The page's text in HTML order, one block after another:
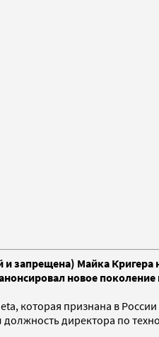
запрещена) Майка Кригера
новое поколение
которая признана в
директора по